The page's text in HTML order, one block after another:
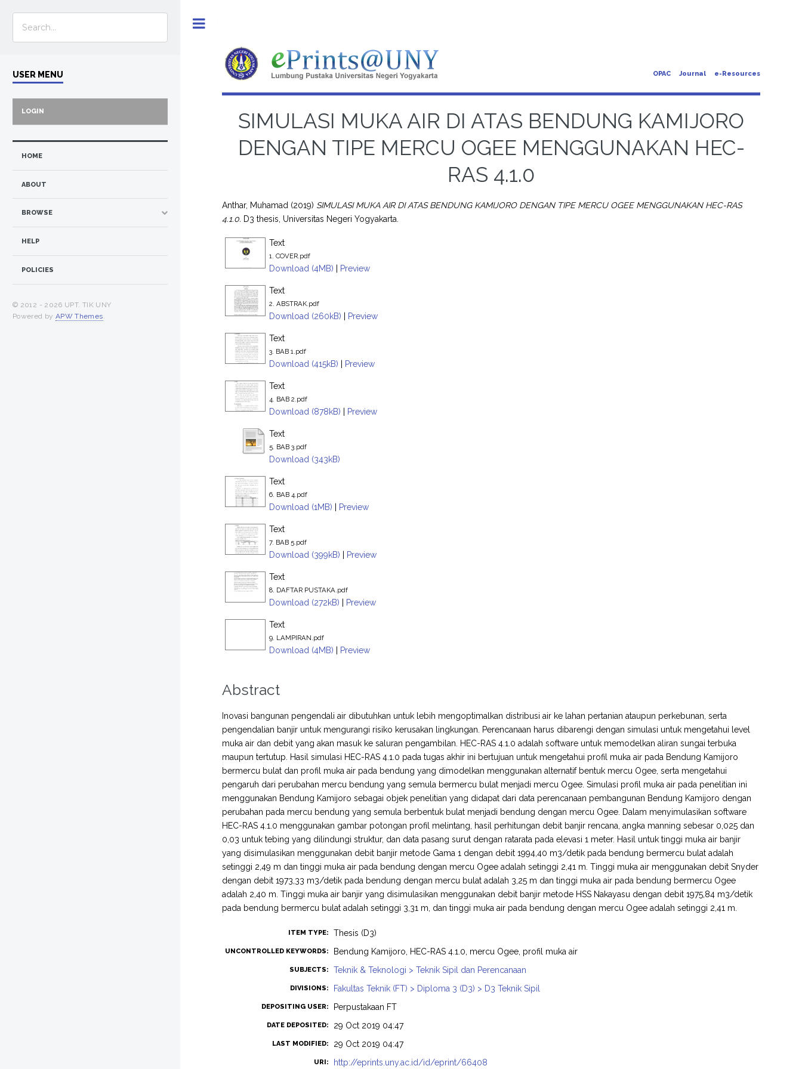
OPAC Journal e-Resources
SIMULASI MUKA AIR DI ATAS BENDUNG KAMIJORO
DENGAN TIPE MERCU OGEE MENGGUNAKAN HEC-
RAS 4.1.0
Anthar, Muhamad (2019) SIMULASI MUKA AIR DI ATAS BENDUNG KAMIJORO DENGAN TIPE MERCU OGEE MENGGUNAKAN HEC-RAS
4.1.0. D3 thesis, Universitas Negeri Yogyakarta.
Text
1. COVER.pdf
Download (4MB) | Preview
Text
2. ABSTRAK.pdf
Download (260kB) | Preview
Text
3. BAB 1.pdf
Download (415kB) | Preview
Text
4. BAB 2.pdf
Download (878kB) | Preview
Text
5. BAB 3.pdf
Download (343kB)
Text
6. BAB 4.pdf
Download (1MB) | Preview
Text
7. BAB 5.pdf
Download (399kB) | Preview
Text
8. DAFTAR PUSTAKA.pdf
Download (272kB) | Preview
Text
9. LAMPIRAN.pdf
Download (4MB) | Preview
Abstract
Inovasi bangunan pengendali air dibutuhkan untuk lebih mengoptimalkan distribusi air ke lahan pertanian ataupun perkebunan, serta
pengendalian banjir untuk mengurangi risiko kerusakan lingkungan. Perencanaan harus dibarengi dengan simulasi untuk mengetahui level
muka air dan debit yang akan masuk ke saluran pengambilan. HEC-RAS 4.1.0 adalah software untuk memodelkan aliran sungai terbuka
maupun tertutup. Hasil simulasi HEC-RAS 4.1.0 pada tugas akhir ini bertujuan untuk mengetahui profil muka air pada Bendung Kamijoro
bermercu bulat dan profil muka air pada bendung yang dimodelkan menggunakan alternatif bentuk mercu Ogee, serta mengetahui
pengaruh dari perubahan mercu bendung yang semula bermercu bulat menjadi mercu Ogee. Simulasi profil muka air pada penelitian ini
menggunakan Bendung Kamijoro sebagai objek penelitian yang didapat dari data perencanaan pembangunan Bendung Kamijoro dengan
perubahan pada mercu bendung yang semula berbentuk bulat menjadi bendung dengan mercu Ogee. Dalam menyimulasikan software
HEC-RAS 4.1.0 menggunakan gambar potongan profil melintang, hasil perhitungan debit banjir rencana, angka manning sebesar 0,025 dan
0,03 untuk tebing yang dilindungi struktur, dan data pasang surut dengan ratarata pada elevasi 1 meter. Hasil untuk tinggi muka air banjir
yang disimulasikan menggunakan debit banjir metode Gama 1 dengan debit 1994,40 m3/detik pada bendung bermercu bulat adalah
setinggi 2,49 m dan tinggi muka air pada bendung dengan mercu Ogee adalah setinggi 2,41 m. Tinggi muka air menggunakan debit Snyder
dengan debit 1973,33 m3/detik pada bendung dengan mercu bulat adalah 3,25 m dan tinggi muka air pada bendung bermercu Ogee
adalah 2,40 m. Tinggi muka air banjir yang disimulasikan menggunakan debit banjir metode HSS Nakayasu dengan debit 1975,84 m3/detik
pada bendung bermercu bulat adalah setinggi 3,31 m, dan tinggi muka air pada bendung dengan mercu Ogee adalah setinggi 2,41 m.
ITEM TYPE: Thesis (D3)
UNCONTROLLED KEYWORDS: Bendung Kamijoro, HEC-RAS 4.1.0, mercu Ogee, profil muka air
SUBJECTS: Teknik & Teknologi > Teknik Sipil dan Perencanaan
DIVISIONS: Fakultas Teknik (FT) > Diploma 3 (D3) > D3 Teknik Sipil
DEPOSITING USER: Perpustakaan FT
DATE DEPOSITED: 29 Oct 2019 04:47
LAST MODIFIED: 29 Oct 2019 04:47
URI: http://eprints.uny.ac.id/id/eprint/66408
USER MENU
LOGIN
HOME
ABOUT
BROWSE
HELP
POLICIES
© 2012 - 2026 UPT. TIK UNY
Powered by APW Themes